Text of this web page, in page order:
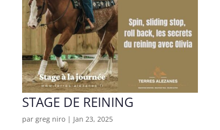
STAGE DE REINING
par greg niro| Jan 23, 2025